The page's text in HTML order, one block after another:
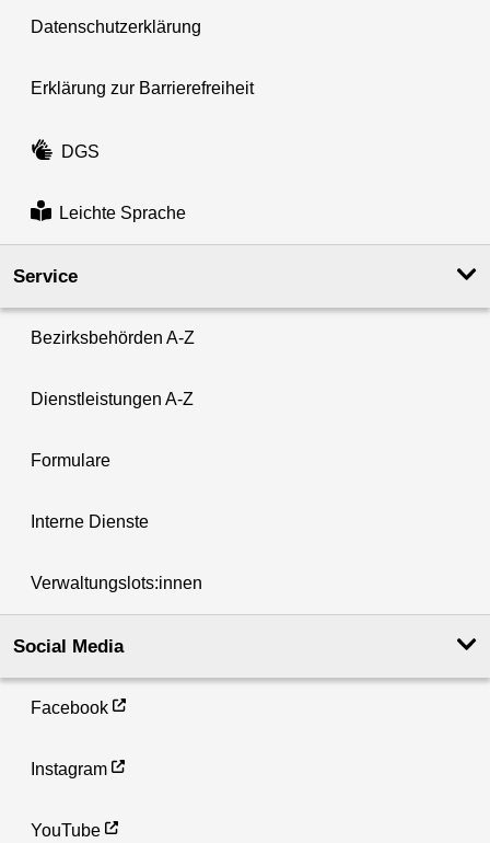
Datenschutzerklärung
Erklärung zur Barrierefreiheit
DGS
Leichte Sprache
Service
Bezirksbehörden A-Z
Dienstleistungen A-Z
Formulare
Interne Dienste
Verwaltungslots:innen
Social Media
Facebook
Instagram
YouTube